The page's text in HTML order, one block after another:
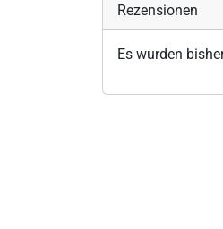
Rezensionen
Es wurden